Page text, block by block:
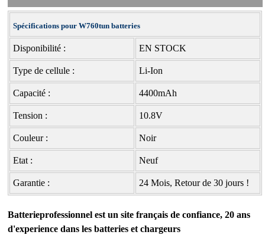
Spécifications pour W760tun batteries
Disponibilité : EN STOCK
Type de cellule : Li-Ion
Capacité : 4400mAh
Tension : 10.8V
Couleur : Noir
Etat : Neuf
Garantie : 24 Mois, Retour de 30 jours !
Batterieprofessionnel est un site français de confiance, 20 ans
d'experience dans les batteries et chargeurs